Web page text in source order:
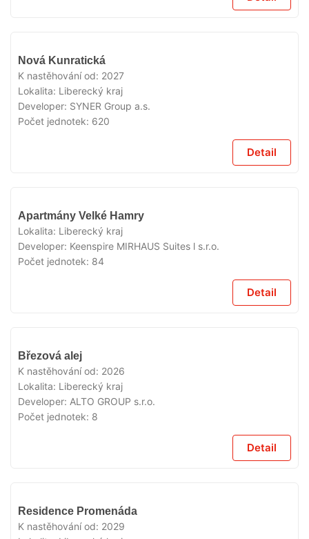
Nová Kunratická
K nastěhování od: 2027
Lokalita: Liberecký kraj
Developer: SYNER Group a.s.
Počet jednotek: 620
Detail
Apartmány Velké Hamry
Lokalita: Liberecký kraj
Developer: Keenspire MIRHAUS Suites l s.r.o.
Počet jednotek: 84
Detail
Březová alej
K nastěhování od: 2026
Lokalita: Liberecký kraj
Developer: ALTO GROUP s.r.o.
Počet jednotek: 8
Detail
Residence Promenáda
K nastěhování od: 2029